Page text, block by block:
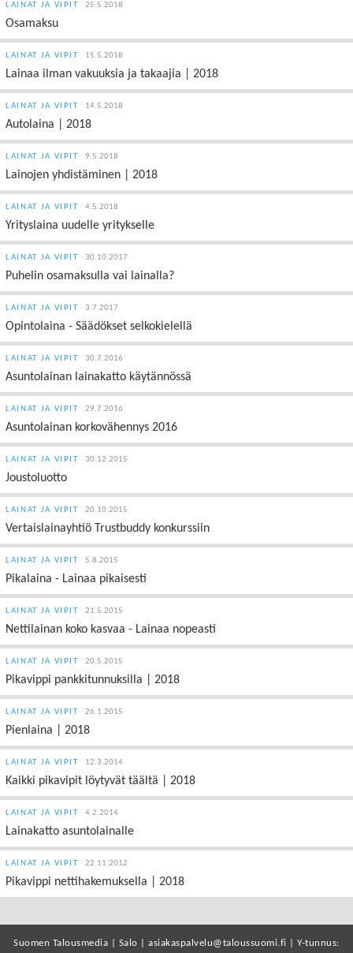
LAINAT JA VIPIT 25.5.2018
Osamaksu
LAINAT JA VIPIT 15.5.2018
Lainaa ilman vakuuksia ja takaajia | 2018
LAINAT JA VIPIT 14.5.2018
Autolaina | 2018
LAINAT JA VIPIT 9.5.2018
Lainojen yhdistäminen | 2018
LAINAT JA VIPIT 4.5.2018
Yrityslaina uudelle yritykselle
LAINAT JA VIPIT 30.10.2017
Puhelin osamaksulla vai lainalla?
LAINAT JA VIPIT 3.7.2017
Opintolaina - Säädökset selkokielellä
LAINAT JA VIPIT 30.7.2016
Asuntolainan lainakatto käytännössä
LAINAT JA VIPIT 29.7.2016
Asuntolainan korkovähennys 2016
LAINAT JA VIPIT 30.12.2015
Joustoluotto
LAINAT JA VIPIT 20.10.2015
Vertaislainayhtiö Trustbuddy konkurssiin
LAINAT JA VIPIT 5.8.2015
Pikalaina - Lainaa pikaisesti
LAINAT JA VIPIT 21.5.2015
Nettilainan koko kasvaa - Lainaa nopeasti
LAINAT JA VIPIT 20.5.2015
Pikavippi pankkitunnuksilla | 2018
LAINAT JA VIPIT 26.1.2015
Pienlaina | 2018
LAINAT JA VIPIT 12.3.2014
Kaikki pikavipit löytyvät täältä | 2018
LAINAT JA VIPIT 4.2.2014
Lainakatto asuntolainalle
LAINAT JA VIPIT 22.11.2012
Pikavippi nettihakemuksella | 2018
Suomen Talousmedia | Salo | asiakaspalvelu@taloussuomi.fi | Y-tunnus: